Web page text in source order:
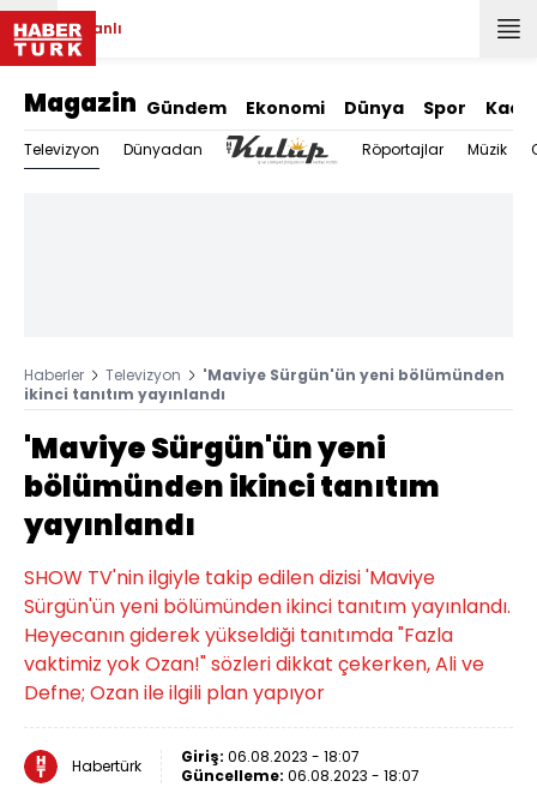
Canlı
Magazin Gündem Ekonomi Dünya Spor
Televizyon Dünyadan Röportajlar Müzik
Haberler Televizyon
'Maviye Sürgün'ün yeni bölümünden
ikinci tanıtım yayınlandı
'Maviye Sürgün'ün yeni
bölümünden ikinci tanıtım
yayınlandı
SHOW TV'nin ilgiyle takip edilen dizisi 'Maviye
Sürgün'ün yeni bölümünden ikinci tanıtım yayınlandı.
Heyecanın giderek yükseldiği tanıtımda "Fazla
vaktimiz yok Ozan!" sözleri dikkat çekerken, Ali ve
Defne; Ozan ile ilgili plan yapıyor
Habertürk Giriş: 06.08.2023 - 18:07
Güncelleme: 06.08.2023 - 18:07